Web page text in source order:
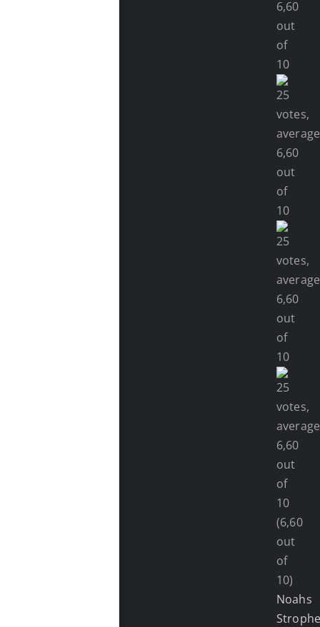
(6,60
out
of
10)
Noahs